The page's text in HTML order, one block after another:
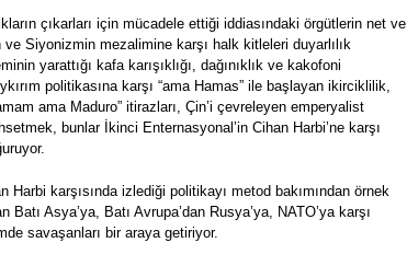
çıkarları için mücadele ettiği iddiasındaki örgütlerin net ve
ve Siyonizmin mezalimine karşı halk kitleleri duyarlılık
yarattığı kafa karışıklığı, dağınıklık ve kakofoni
politikasına karşı “ama Hamas” ile başlayan ikirciklilik,
ama Maduro” itirazları, Çin’i çevreleyen emperyalist
bunlar İkinci Enternasyonal’in Cihan Harbi’ne karşı
karşısında izlediği politikayı metod bakımından örnek
Asya’ya, Batı Avrupa’dan Rusya’ya, NATO’ya karşı
savaşanları bir araya getiriyor.